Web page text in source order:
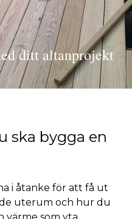
ska bygga en
i åtanke för att få ut
uterum och hur du
ditt altanprojekt